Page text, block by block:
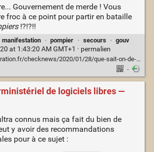
Gouvernement de merde ! Vous
froc à ce point pour partir en bataille
!?!?!!
manifestation · pompier · secours · gouv
at 1:43:20 AM GMT+1 · permalien
01/28/que-sait-on-de-cette-video-d-un-pompier-se-prenant-un-tir-de-lbd-dans-la-tete_1775786
·
de logiciels libres —
connus mais ça fait du bien de
y avoir des recommandations
pour à ce sujet :